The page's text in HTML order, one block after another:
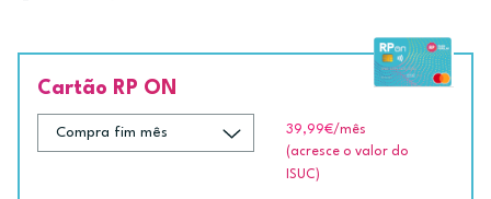
Cartão RP ON
39,99€/mês
(acresce o valor do
ISUC)